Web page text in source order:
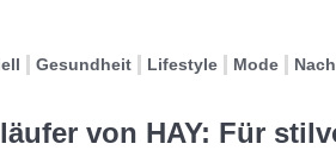
Gesundheit Lifestyle Mode
von HAY: Für